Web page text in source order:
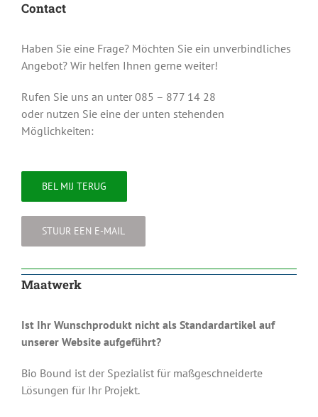
Contact
Haben Sie eine Frage? Möchten Sie ein unverbindliches
Angebot? Wir helfen Ihnen gerne weiter!
Rufen Sie uns an unter 085 – 877 14 28
oder nutzen Sie eine der unten stehenden
Möglichkeiten:
BEL MIJ TERUG
STUUR EEN E-MAIL
Maatwerk
Ist Ihr Wunschprodukt nicht als Standardartikel auf
unserer Website aufgeführt?
Bio Bound ist der Spezialist für maßgeschneiderte
Lösungen für Ihr Projekt.